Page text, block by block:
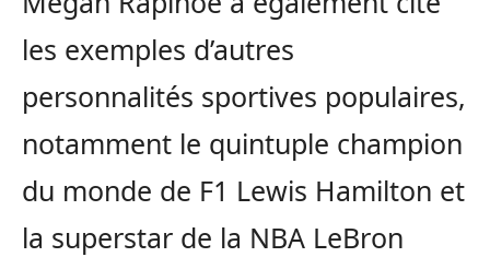
les exemples d’autres
personnalités sportives populaires,
notamment le quintuple champion
du monde de F1 Lewis Hamilton et
la superstar de la NBA LeBron